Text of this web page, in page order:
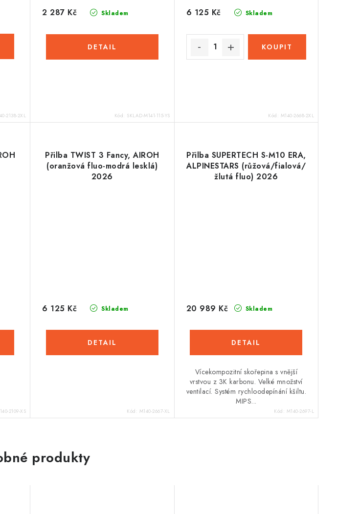
2138-2XL
Skladem
2 287 Kč
Kód: SKLAD-M141-115-YS
Skladem
6 125 Kč
Kód: M140-2668-2XL
2109-XS
Přilba TWIST 3 Fancy, AIROH
(oranžová fluo-modrá lesklá)
2026
Skladem
6 125 Kč
Kód: M140-2667-XL
Přilba SUPERTECH S-M10 ERA,
ALPINESTARS (růžová/fialová/
žlutá fluo) 2026
Skladem
20 989 Kč
Vícekompozitní skořepina s vnější
vrstvou z 3K karbonu. Velké množství
ventilací. Systém rychloodepínání kšiltu.
MIPS...
Kód: M140-2697-L
produkty